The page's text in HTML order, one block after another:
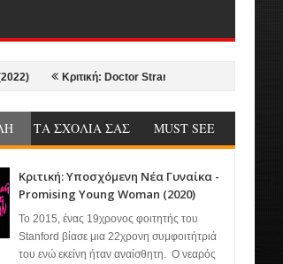
Κριτική: Doctor Strange in the Multiverse of
ΤΑ ΣΧΟΛΙΑ ΣΑΣ MUST SEE
Κριτική: Υποσχόμενη Νέα Γυναίκα -
Promising Young Woman (2020)
Το 2015, ένας 19χρονος φοιτητής του
Stanford βίασε μια 22χρονη συμφοιτήτριά
του ενώ εκείνη ήταν αναίσθητη. Ο νεαρός